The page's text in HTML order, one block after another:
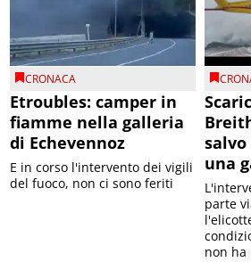
CRONACA
Etroubles: camper in
fiamme nella galleria
di Echevennoz
E in corso l'intervento dei vigili
del fuoco, non ci sono feriti
una
parte
non